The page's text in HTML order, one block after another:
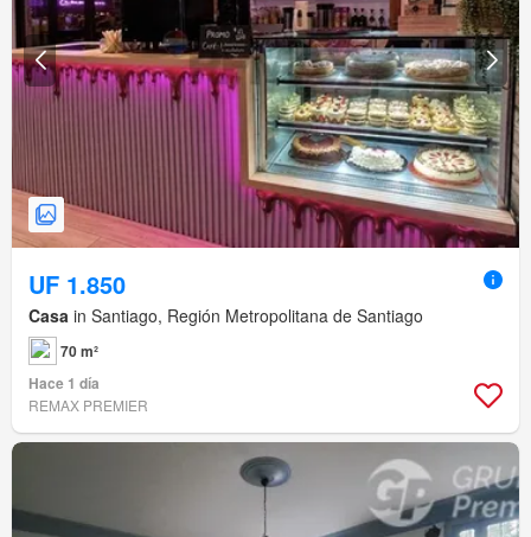
UF 1.850
Casa in Santiago, Región Metropolitana de Santiago
70 m²
Hace 1 día
REMAX PREMIER